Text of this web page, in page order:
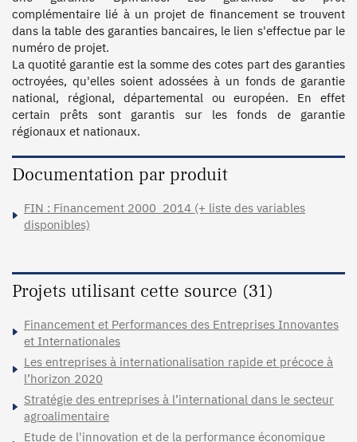
complémentaire lié à un projet de financement se trouvent
dans la table des garanties bancaires, le lien s'effectue par le
numéro de projet.
La quotité garantie est la somme des cotes part des garanties
octroyées, qu'elles soient adossées à un fonds de garantie
national, régional, départemental ou européen. En effet
certain prêts sont garantis sur les fonds de garantie
régionaux et nationaux.
Documentation par produit
FIN : Financement 2000_2014 (+ liste des variables
disponibles)
Projets utilisant cette source (31)
Financement et Performances des Entreprises Innovantes
et Internationales
Les entreprises à internationalisation rapide et précoce à
l’horizon 2020
Stratégie des entreprises à l’international dans le secteur
agroalimentaire
Etude de l'innovation et de la performance économique